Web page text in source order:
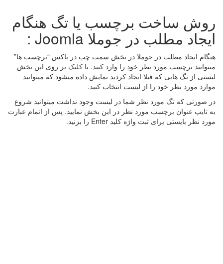
روش ساخت برچسب یا تگ هنگام
ایجاد مطلب در جوملا Joomla :
هنگام ایجاد مطلب در جوملا در بخش سمت چپ در باکس “برچسب ها”
میتوانید برچسب مورد نظر خود را وارد کنید. با کلیک بر روی این بخش
لیستی از تگ هایی که قبلا ایجاد کردید نمایش داده میشود که میتوانید
موارد مورد نظر خود را از لیست انتخاب کنید.
در صورتی که تگ مورد نظر شما در لیست وجود نداشت میتوانید شروع
به تایپ عنوان برچسب مورد نظر در این بخش نمایید. پس از اتمام عبارت
مورد نظر بایستی برای ثبت واژه کلید Enter را بزنید.